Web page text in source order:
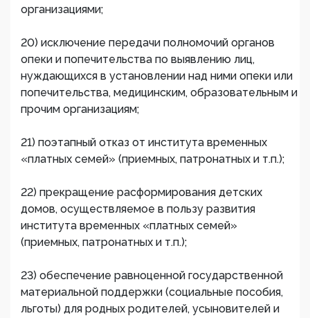
организациями;
20) исключение передачи полномочий органов
опеки и попечительства по выявлению лиц,
нуждающихся в установлении над ними опеки или
попечительства, медицинским, образовательным и
прочим организациям;
21) поэтапный отказ от института временных
«платных семей» (приемных, патронатных и т.п.);
22) прекращение расформирования детских
домов, осуществляемое в пользу развития
института временных «платных семей»
(приемных, патронатных и т.п.);
23) обеспечение равноценной государственной
материальной поддержки (социальные пособия,
льготы) для родных родителей, усыновителей и